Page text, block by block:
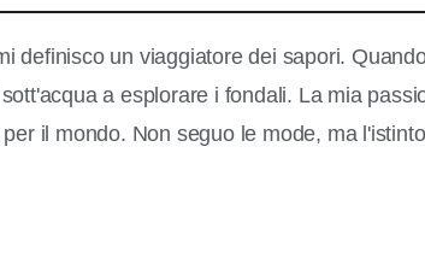
definisco un viaggiatore dei sapori.
a esplorare i fondali. La mia
il mondo. Non seguo le mode, ma